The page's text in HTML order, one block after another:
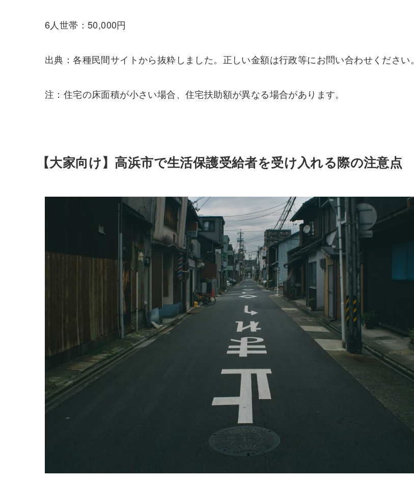
6人世帯：50,000円
出典：各種民間サイトから抜粋しました。正しい金額は行政等にお問い合わせください。
注：住宅の床面積が小さい場合、住宅扶助額が異なる場合があります。
【大家向け】高浜市で生活保護受給者を受け入れる際の注意点